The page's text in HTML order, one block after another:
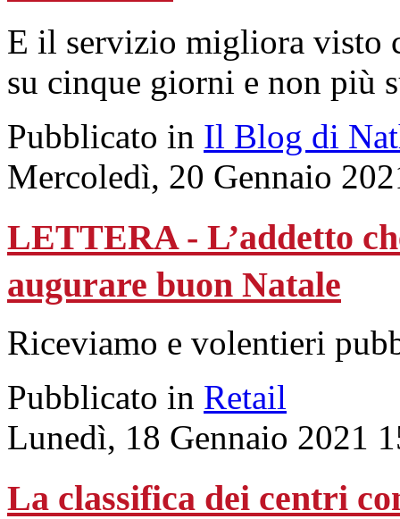
E il servizio migliora visto
su cinque giorni e non più
Pubblicato in Il Blog di
Mercoledì, 20 Gennaio
LETTERA - L’addetto
augurare buon Natale
Riceviamo e volentieri
Pubblicato in Retail
Lunedì, 18 Gennaio 2021
La classifica dei centri